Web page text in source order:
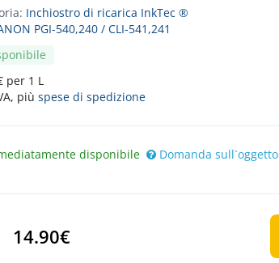
Inchiostro di ricarica InkTec ®
PGI-540,240 / CLI-541,241
per 1 L
più spese di spedizione
disponibile Domanda sull`oggetto
14.90€